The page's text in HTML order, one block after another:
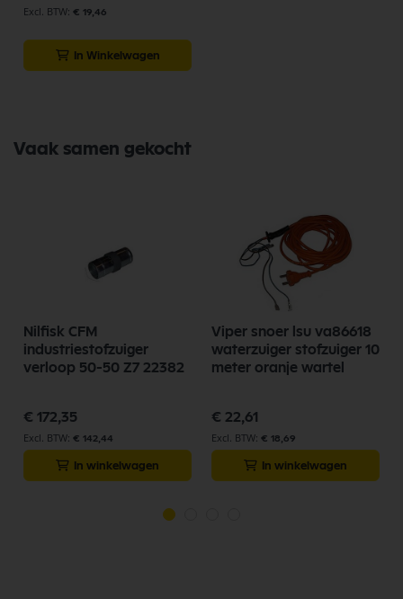
betrouwbaarheid van Nilfisk Onderdelen vandaag nog en bestel
Bekijk meer Nilfisk Onderdelen
€ 19,46
In Winkelwagen
Vaak samen gekocht
Nilfisk CFM
industriestofzuiger
verloop 50-50 Z7 22382
€ 172,35
€ 142,44
In winkelwagen
Viper snoer lsu va86618
waterzuiger stofzuiger 10
meter oranje wartel
€ 22,61
€ 18,69
In winkelwagen